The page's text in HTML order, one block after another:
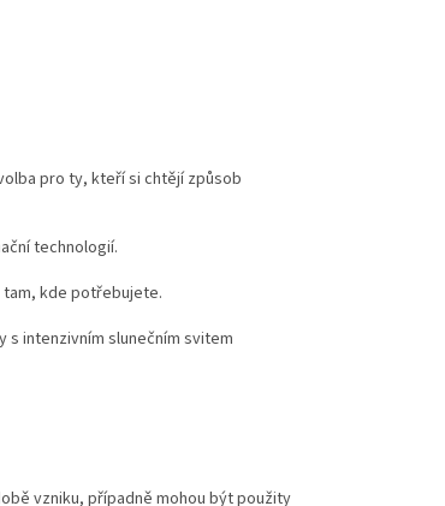
pro ty, kteří si chtějí způsob
technologií.
kde potřebujete.
intenzivním slunečním svitem
vzniku, případně mohou být použity